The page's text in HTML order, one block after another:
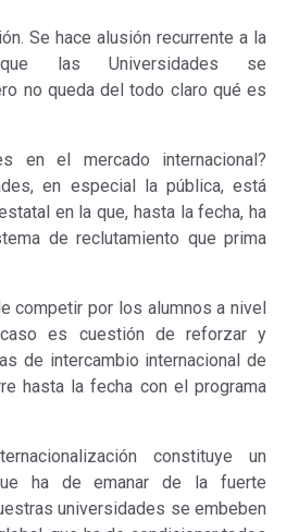
Se hace alusión recurrente a la
las Universidades se
no queda del todo claro qué es
en el mercado internacional?
en especial la pública, está
en la que, hasta la fecha, ha
de reclutamiento que prima
competir por los alumnos a nivel
es cuestión de reforzar y
de intercambio internacional de
hasta la fecha con el programa
constituye un
ha de emanar de la fuerte
universidades se embeben